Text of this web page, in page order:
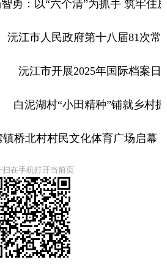
勇：以“六个清”为抓手 筑牢住
沅江市人民政府第十八届81次常
沅江市开展2025年国际档案日
白泥湖村“小田精种”铺就乡村
北村村民文化体育广场启幕
扫在手机打开当前页